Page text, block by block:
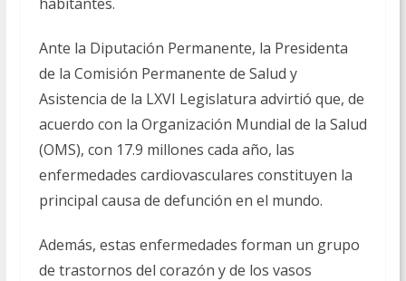
Ante la Diputación Permanente, la Presidenta
de la Comisión Permanente de Salud y
Asistencia de la LXVI Legislatura advirtió que, de
acuerdo con la Organización Mundial de la Salud
(OMS), con 17.9 millones cada año, las
enfermedades cardiovasculares constituyen la
principal causa de defunción en el mundo.
Además, estas enfermedades forman un grupo
de trastornos del corazón y de los vasos